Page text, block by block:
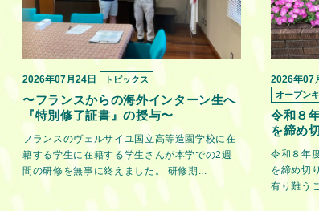
2026年07月24日 トピックス
〜フランスからの海外インターン生へ
『特別修了証書』の授与〜
フランスのヴェルサイユ国立高等造園学校に在
籍する学生に在籍する学生さんが本学での2週
間の研修を無事に終えました。 研修期...
2026年07
オープン
令和８
を締め
令和８年
を締め切
有り難う